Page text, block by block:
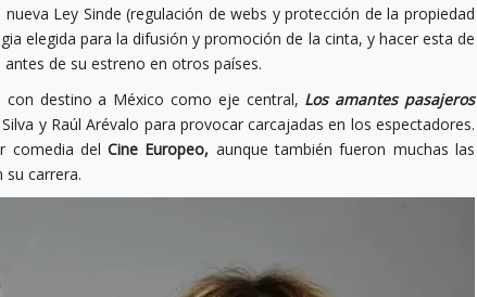
Ley Sinde (regulación de webs y protección de la propiedad
elegida para la difusión y promoción de la cinta, y hacer esta de
de su estreno en otros países.
destino a México como eje central, Los amantes pasajeros
y Raúl Arévalo para provocar carcajadas en los espectadores.
comedia delCine Europeo, aunque también fueron muchas las
su carrera.